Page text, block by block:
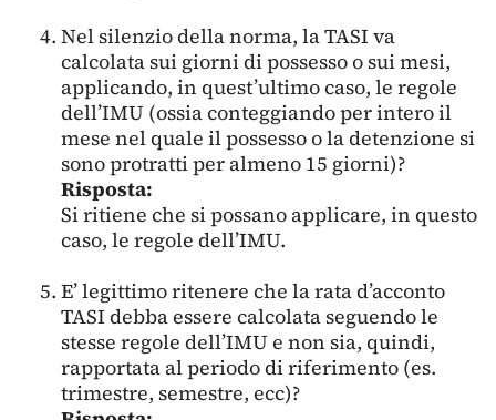
Nel silenzio della norma, la TASI va
calcolata sui giorni di possesso o sui mesi,
applicando, in quest’ultimo caso, le regole
dell’IMU (ossia conteggiando per intero il
mese nel quale il possesso o la detenzione si
sono protratti per almeno 15 giorni)?
Risposta:
Si ritiene che si possano applicare, in questo
caso, le regole dell’IMU.
E’ legittimo ritenere che la rata d’acconto
TASI debba essere calcolata seguendo le
stesse regole dell’IMU e non sia, quindi,
rapportata al periodo di riferimento (es.
trimestre, semestre, ecc)?